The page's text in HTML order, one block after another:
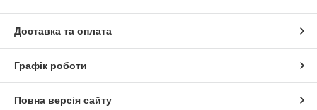
Доставка та оплата
Графік роботи
Повна версія сайту